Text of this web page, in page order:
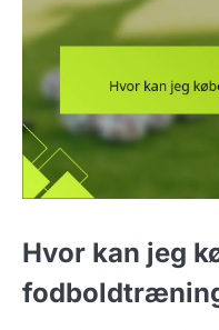
Hvor kan jeg